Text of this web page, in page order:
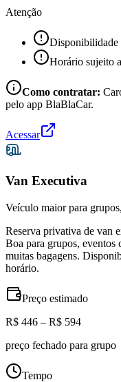
Atenção
Disponibilidade
Horário sujeito
Como contratar:
pelo app BlaBlaCar.
Acessar
Van Executiva
Veículo maior para
Reserva privativa de van
Boa para grupos,
muitas bagagens.
horário.
Preço estimado
R$ 446 – R$ 594
preço fechado para grupo
Tempo